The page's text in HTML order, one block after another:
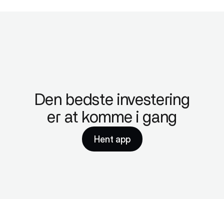
Den bedste investering
er at komme i gang
Hent app